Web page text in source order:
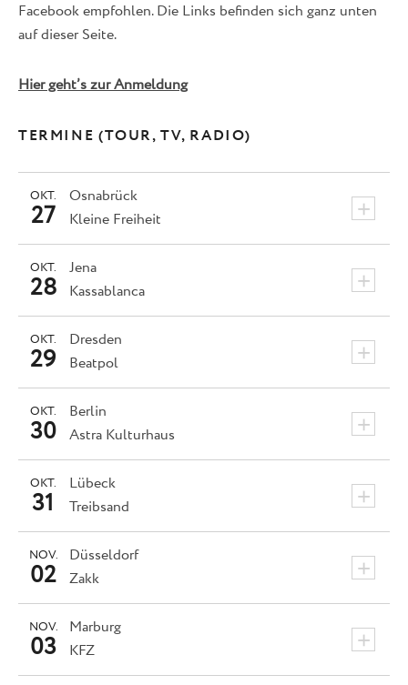
Facebook empfohlen. Die Links befinden sich ganz unten
auf dieser Seite.
Hier geht’s zur Anmeldung
TERMINE (TOUR, TV, RADIO)
Osnabrück +
OKT.
27 Kleine Freiheit
Jena +
OKT.
28 Kassablanca
Dresden +
OKT.
29 Beatpol
Berlin +
OKT.
30 Astra Kulturhaus
Lübeck +
OKT.
31 Treibsand
Düsseldorf +
NOV.
02 Zakk
Marburg +
NOV.
03 KFZ